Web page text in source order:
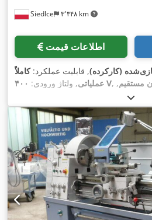
Siedlce ۳٬۳۴۸ km
اطلاعات قیمت
(کارکرده), قابلیت عملکرد:کاملاً
عملیاتی, ولتاژ ورودی: ۴۰۰ V مستقیم,